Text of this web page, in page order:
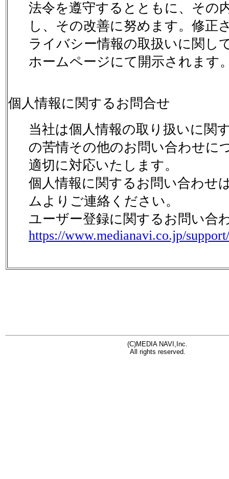
法令を遵守するとともに、その
し、その改善に努めます。修正
ライバシー情報の取扱いに関し
ホームページにて開示されます
個人情報に関するお問合せ
当社は個人情報の取り扱いに関
の苦情その他のお問い合わせに
適切に対応いたします。
個人情報に関するお問い合わせ
ムよりご連絡ください。
ユーザー登録に関するお問い合
https://www.medianavi.co.jp/
(C)MEDIA NAVI,Inc.
All rights reserved.